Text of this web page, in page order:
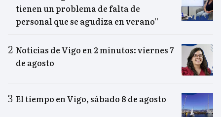
tienen un problema de falta de
personal que se agudiza en verano”
Noticias de Vigo en 2 minutos: viernes 7
de agosto
El tiempo en Vigo, sábado 8 de agosto